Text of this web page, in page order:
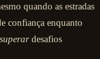
quando as estradas
confiança enquanto
superardesafios